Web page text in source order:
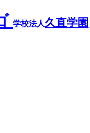
学校法人久直学園